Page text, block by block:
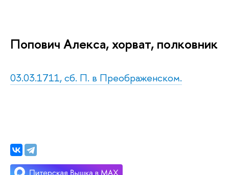
Попович Алекса, хорват, полковник
03.03.1711, сб. П. в Преображенском.